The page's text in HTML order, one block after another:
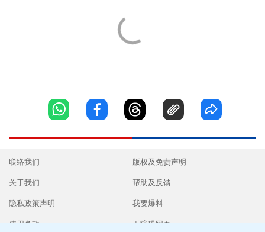
联络我们
关于我们
隐私政策声明
使用条款
版权及免责声明
帮助及反馈
我要爆料
无障碍网页